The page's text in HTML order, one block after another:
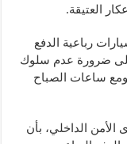
العتيقة.
رباعية الدفع
الى ضرورة عدم سلوك
ساعات الصباح
الأمن الداخلي، بأن